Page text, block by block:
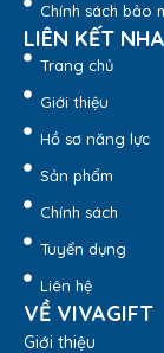
Chính sách bảo
LIÊN KẾT
Trang chủ
Giới thiệu
Hồ sơ năng lực
Sản phẩm
Chính sách
Tuyển dụng
Liên hệ
VỀ VIVAGIFT
Giới thiệu